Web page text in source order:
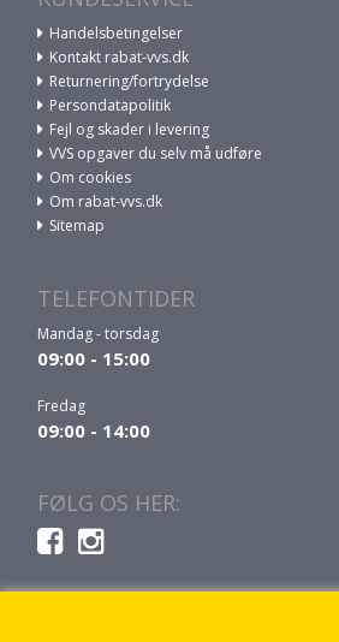
Handelsbetingelser
Kontakt rabat-vvs.dk
Returnering/fortrydelse
Persondatapolitik
Fejl og skader i levering
VVS opgaver du selv må udføre
Om cookies
Om rabat-vvs.dk
Sitemap
TELEFONTIDER
Mandag - torsdag
09:00 - 15:00
Fredag
09:00 - 14:00
FØLG OS HER: